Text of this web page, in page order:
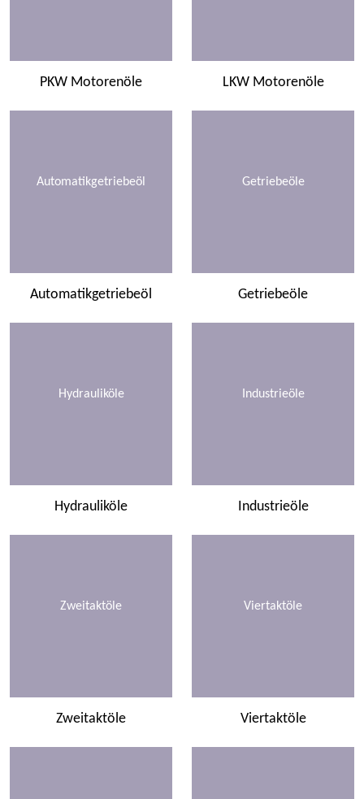
PKW Motorenöle LKW Motorenöle
Automatikgetriebeöl
Automatikgetriebeöl
Getriebeöle
Getriebeöle
Hydrauliköle
Hydrauliköle
Industrieöle
Industrieöle
Zweitaktöle
Zweitaktöle
Viertaktöle
Viertaktöle